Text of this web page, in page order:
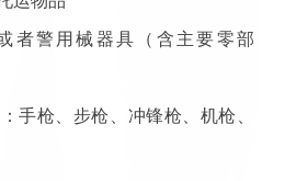
者警用械器具（含主要零部
手枪、步枪、冲锋枪、机枪、